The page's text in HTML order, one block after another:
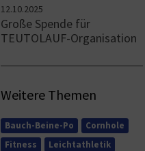
12.10.2025
Große Spende für
TEUTOLAUF-Organisation
Weitere Themen
Bauch-Beine-Po
Cornhole
Fitness
Leichtathletik